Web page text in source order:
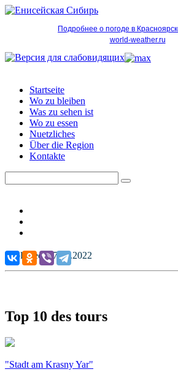
Подробнее о погоде в
world-weather.ru
Startseite
Wo zu bleiben
Was zu sehen ist
Wo zu essen
Nuetzliches
Über die Region
Kontakte
Published: 07.02.2022
Top 10 des tours
"Stadt am Krasny Yar"